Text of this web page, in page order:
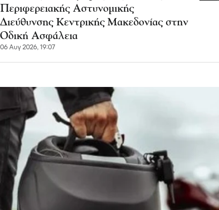
Περιφερειακής Αστυνομικής
Διεύθυνσης Κεντρικής Μακεδονίας στην
Οδική Ασφάλεια
06 Αυγ 2026, 19:07